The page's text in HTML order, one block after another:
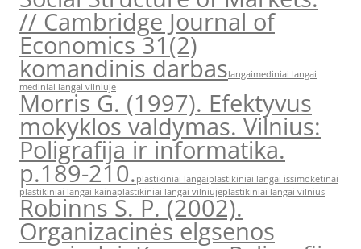
// Cambridge Journal of
Economics 31(2)
komandinis darbaslangaimediniai langai
mediniai langai vilniuje
Morris G. (1997). Efektyvus
mokyklos valdymas. Vilnius:
Poligrafija ir informatika.
p.189-210. plastikiniai langaiplastikiniai langai issimoketinai
plastikiniai langai kainaplastikiniai langai vilniujeplastikiniai langai vilnius
Robinns S. P. (2002).
Organizacinės elgsenos